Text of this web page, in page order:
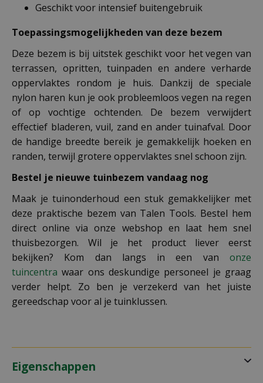
Geschikt voor intensief buitengebruik
Toepassingsmogelijkheden van deze bezem
Deze bezem is bij uitstek geschikt voor het vegen van
terrassen, opritten, tuinpaden en andere verharde
oppervlaktes rondom je huis. Dankzij de speciale
nylon haren kun je ook probleemloos vegen na regen
of op vochtige ochtenden. De bezem verwijdert
effectief bladeren, vuil, zand en ander tuinafval. Door
de handige breedte bereik je gemakkelijk hoeken en
randen, terwijl grotere oppervlaktes snel schoon zijn.
Bestel je nieuwe tuinbezem vandaag nog
Maak je tuinonderhoud een stuk gemakkelijker met
deze praktische bezem van Talen Tools. Bestel hem
direct online via onze webshop en laat hem snel
thuisbezorgen. Wil je het product liever eerst
bekijken? Kom dan langs in een van onze
tuincentra waar ons deskundige personeel je graag
verder helpt. Zo ben je verzekerd van het juiste
gereedschap voor al je tuinklussen.
Eigenschappen